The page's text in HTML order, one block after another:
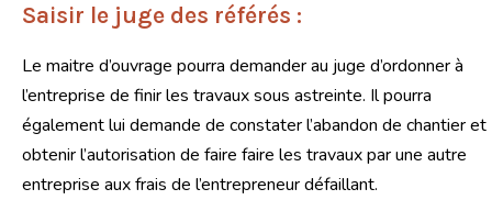
Saisir le juge des référés :
Le maitre d’ouvrage pourra demander au juge d’ordonner à
l’entreprise de finir les travaux sous astreinte. Il pourra
également lui demande de constater l’abandon de chantier et
obtenir l’autorisation de faire faire les travaux par une autre
entreprise aux frais de l’entrepreneur défaillant.